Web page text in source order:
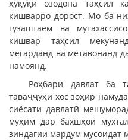
ҳуқуқи озодона таҳсил
кишварро дорост. Мо ба
гузаштаем ва
кишвар таҳсил
мегарданд ва метавонанд
намоянд.
Роҳбари давлат ба
таваҷҷуҳи хос зоҳир
сиёсати давлатӣ
муҳим дар бахшҳои
зиндагии мардум мусоидат